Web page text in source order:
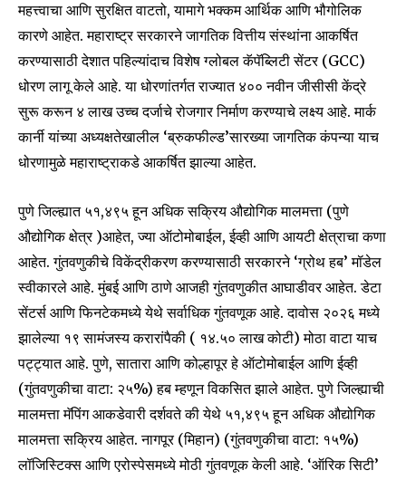
महत्त्वाचा आणि सुरक्षित वाटतो, यामागे भक्कम आर्थिक आणि भौगोलिक
कारणे आहेत. महाराष्ट्र सरकारने जागतिक वित्तीय संस्थांना आकर्षित
करण्यासाठी देशात पहिल्यांदाच विशेष ग्लोबल कॅपॅब्लिटी सेंटर (GCC)
धोरण लागू केले आहे. या धोरणांतर्गत राज्यात ४०० नवीन जीसीसी केंद्रे
सुरू करून ४ लाख उच्च दर्जाचे रोजगार निर्माण करण्याचे लक्ष्य आहे. मार्क
कार्नी यांच्या अध्यक्षतेखालील ‘ब्रुकफील्ड’सारख्या जागतिक कंपन्या याच
धोरणामुळे महाराष्ट्राकडे आकर्षित झाल्या आहेत.
पुणे जिल्ह्यात ५१,४९५ हून अधिक सक्रिय औद्योगिक मालमत्ता (पुणे
औद्योगिक क्षेत्र )आहेत, ज्या ऑटोमोबाईल, ईव्ही आणि आयटी क्षेत्राचा कणा
आहेत. गुंतवणुकीचे विकेंद्रीकरण करण्यासाठी सरकारने ‘ग्रोथ हब’ मॉडेल
स्वीकारले आहे. मुंबई आणि ठाणे आजही गुंतवणुकीत आघाडीवर आहेत. डेटा
सेंटर्स आणि फिनटेकमध्ये येथे सर्वाधिक गुंतवणूक आहे. दावोस २०२६ मध्ये
झालेल्या १९ सामंजस्य करारांपैकी (₹ १४.५० लाख कोटी) मोठा वाटा याच
पट्ट्यात आहे. पुणे, सातारा आणि कोल्हापूर हे ऑटोमोबाईल आणि ईव्ही
(गुंतवणुकीचा वाटा: २५%) हब म्हणून विकसित झाले आहेत. पुणे जिल्ह्याची
मालमत्ता मॅपिंग आकडेवारी दर्शवते की येथे ५१,४९५ हून अधिक औद्योगिक
मालमत्ता सक्रिय आहेत. नागपूर (मिहान) (गुंतवणुकीचा वाटा: १५%)
लॉजिस्टिक्स आणि एरोस्पेसमध्ये मोठी गुंतवणूक केली आहे. ‘ऑरिक सिटी’